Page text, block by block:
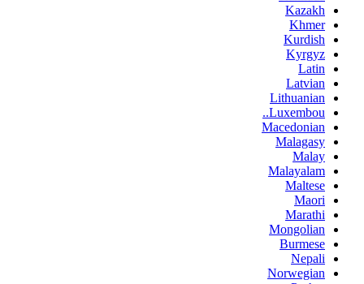
Kazakh
Khmer
Kurdish
Kyrgyz
Latin
Latvian
Lithuanian
Luxembou..
Macedonian
Malagasy
Malay
Malayalam
Maltese
Maori
Marathi
Mongolian
Burmese
Nepali
Norwegian